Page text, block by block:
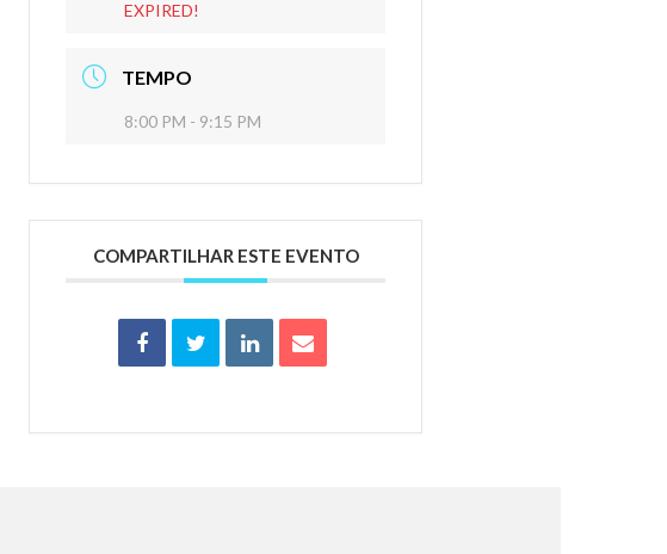
EXPIRED!
TEMPO
8:00 PM - 9:15 PM
COMPARTILHAR ESTE EVENTO